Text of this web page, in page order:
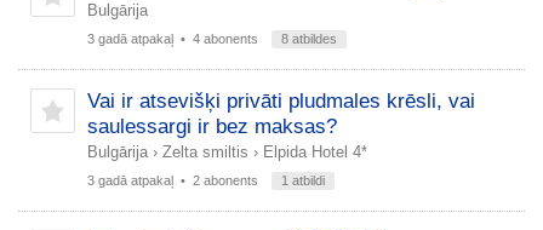
Bulgārija
3 gadā atpakaļ • 4 abonents 8 atbildes
Vai ir atsevišķi privāti pludmales krēsli, vai
saulessargi ir bez maksas?
Bulgārija › Zelta smiltis › Elpida Hotel 4*
3 gadā atpakaļ • 2 abonents 1 atbildi